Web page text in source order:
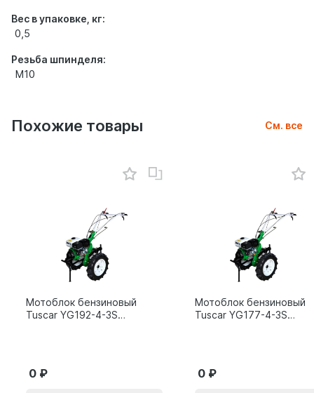
Вес в упаковке, кг:
0,5
Резьба шпинделя:
М10
Похожие товары См. все
Мотоблок бензиновый
Tuscar YG192-4-3S
0
Мотоблок бензиновый
Tuscar YG177-4-3S
0